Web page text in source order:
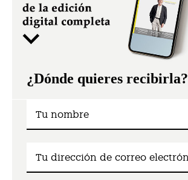
¿Dónde quieres recibirla?